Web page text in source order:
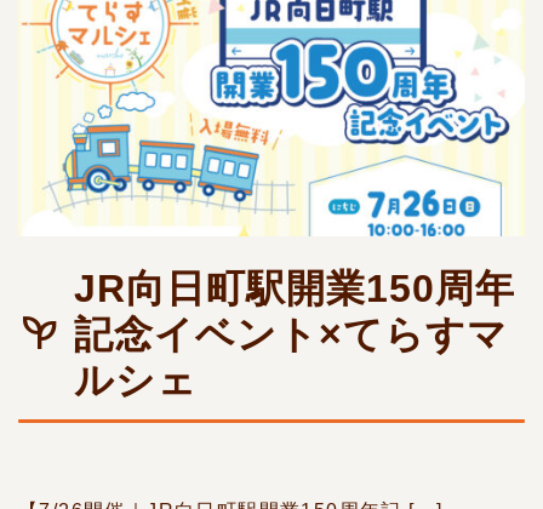
JR向日町駅開業150周年
記念イベント×てらすマ
ルシェ